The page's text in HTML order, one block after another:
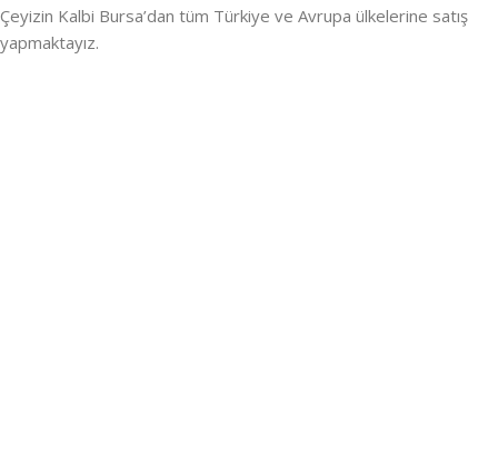
Çeyizin Kalbi Bursa’dan tüm Türkiye ve Avrupa ülkelerine satış
yapmaktayız.